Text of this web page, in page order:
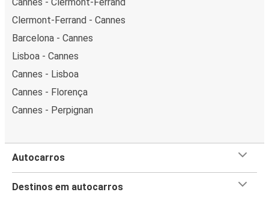
Clermont-Ferrand - Cannes
Barcelona - Cannes
Lisboa - Cannes
Cannes - Lisboa
Cannes - Florença
Cannes - Perpignan
Autocarros
Destinos em autocarros